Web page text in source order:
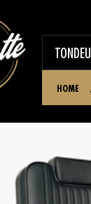
HOME